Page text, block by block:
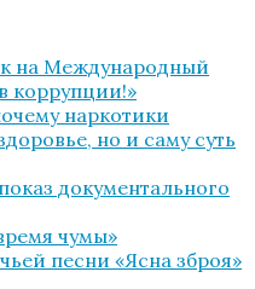
на Международный
коррупции!»
наркотики
но и саму суть
документального
чумы»
песни «Ясна зброя»